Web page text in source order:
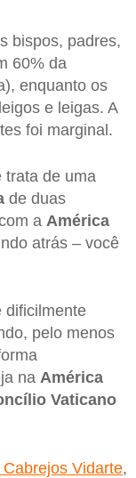
bispos, padres,
60% da
enquanto os
e leigas. A
foi marginal.
trata de uma
de duas
a América
atrás – você
dificilmente
pelo menos
na América
Vaticano
Vidarte,